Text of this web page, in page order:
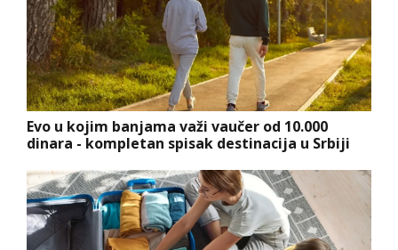
Evo u kojim banjama važi vaučer od 10.000
dinara - kompletan spisak destinacija u Srbiji